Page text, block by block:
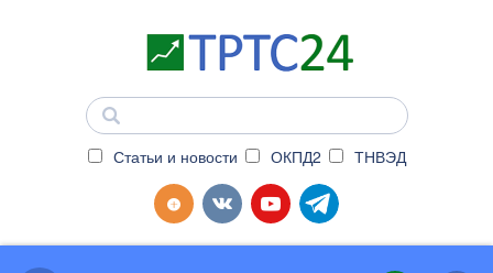
Статьи и новости ОКПД2 ТНВЭД